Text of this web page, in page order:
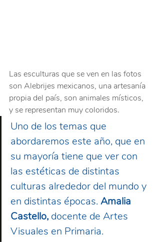
Las esculturas que se ven en las fotos
son Alebrijes mexicanos, una artesanía
propia del país, son animales místicos,
y se representan muy coloridos.
Uno de los temas que
abordaremos este año, que en
su mayoría tiene que ver con
las estéticas de distintas
culturas alrededor del mundo y
en distintas épocas. Amalia
Castello, docente de Artes
Visuales en Primaria.